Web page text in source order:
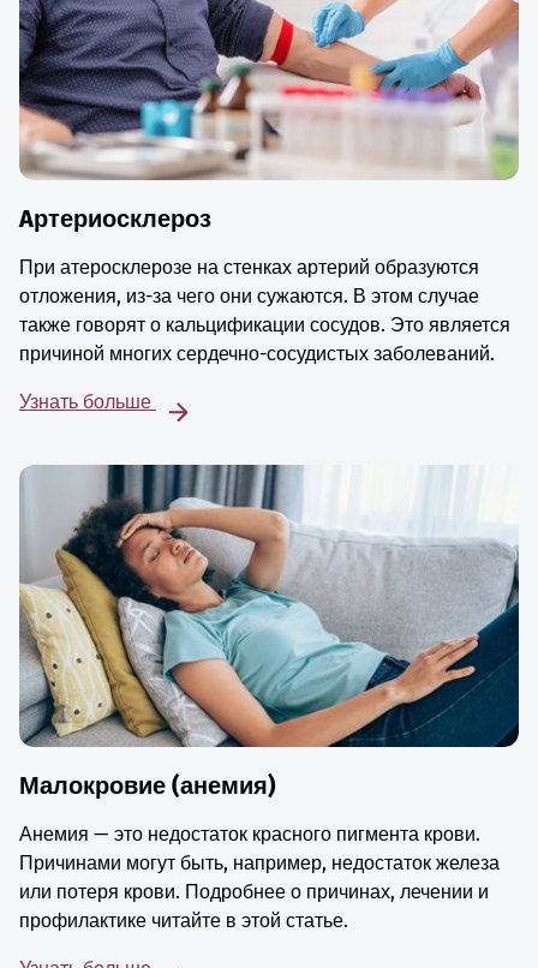
Aртериосклероз
При атеросклерозе на стенках артерий образуются
отложения, из-за чего они сужаются. В этом случае
также говорят о кальцификации сосудов. Это является
причиной многих сердечно-сосудистых заболеваний.
Узнать больше
Малокровие (анемия)
Анемия — это недостаток красного пигмента крови.
Причинами могут быть, например, недостаток железа
или потеря крови. Подробнее о причинах, лечении и
профилактике читайте в этой статье.